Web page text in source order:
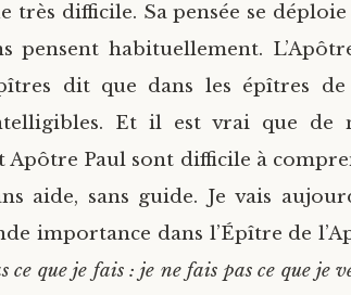
très difficile. Sa pensée se
pensent habituellement.
dit que dans les épîtres
Et il est vrai que de
Apôtre Paul sont difficile à
aide, sans guide. Je vais
importance dans l’Épître de
ce que je fais : je ne fais pas ce que je